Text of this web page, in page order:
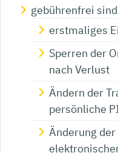
gebührenfrei
erstmaliges
Sperren der
nach Verlust
Ändern der
persönliche
Änderung